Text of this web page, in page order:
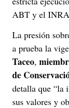
ABT y el INRA
La presión
a prueba la
Taceo,
de
detalla que “la
sus valores y